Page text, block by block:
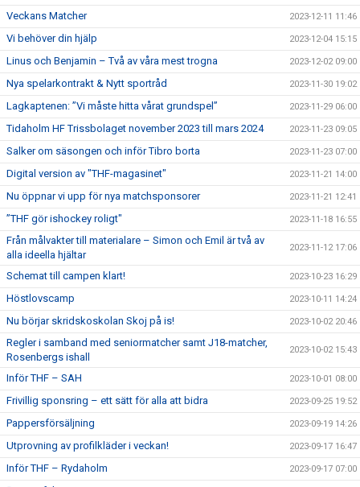
Veckans Matcher 2023-12-11 11:46
Vi behöver din hjälp 2023-12-04 15:15
Linus och Benjamin – Två av våra mest trogna 2023-12-02 09:00
Nya spelarkontrakt & Nytt sportråd 2023-11-30 19:02
Lagkaptenen: ”Vi måste hitta vårat grundspel” 2023-11-29 06:00
Tidaholm HF Trissbolaget november 2023 till mars 2024 2023-11-23 09:05
Salker om säsongen och inför Tibro borta 2023-11-23 07:00
Digital version av "THF-magasinet" 2023-11-21 14:00
Nu öppnar vi upp för nya matchsponsorer 2023-11-21 12:41
”THF gör ishockey roligt" 2023-11-18 16:55
Från målvakter till materialare – Simon och Emil är två av
alla ideella hjältar
2023-11-12 17:06
Schemat till campen klart! 2023-10-23 16:29
Höstlovscamp 2023-10-11 14:24
Nu börjar skridskoskolan Skoj på is! 2023-10-02 20:46
Regler i samband med seniormatcher samt J18-matcher,
Rosenbergs ishall
2023-10-02 15:43
Inför THF – SAH 2023-10-01 08:00
Frivillig sponsring – ett sätt för alla att bidra 2023-09-25 19:52
Pappersförsäljning 2023-09-19 14:26
Utprovning av profilkläder i veckan! 2023-09-17 16:47
Inför THF – Rydaholm 2023-09-17 07:00